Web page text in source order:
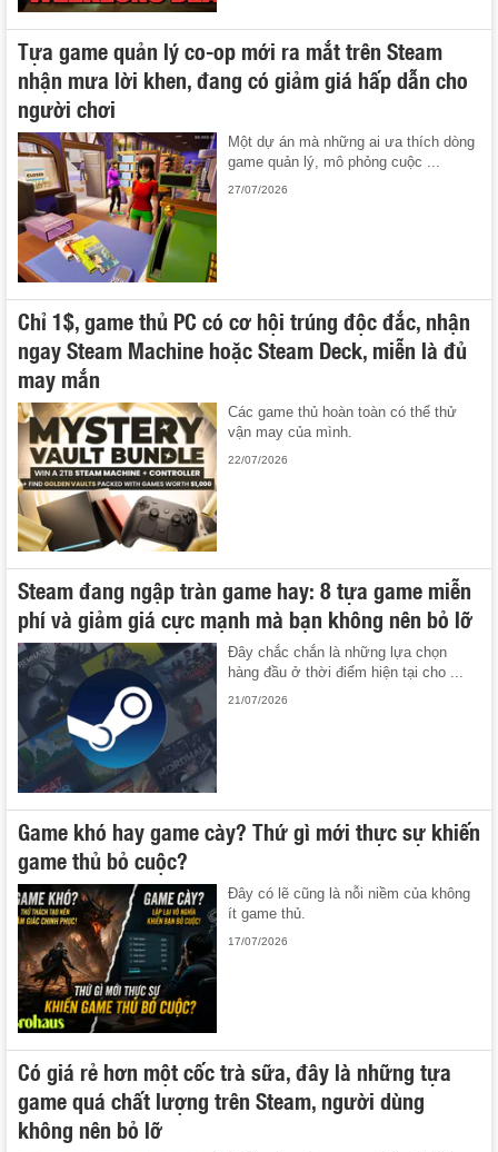
Tựa game quản lý co-op mới ra mắt trên Steam
nhận mưa lời khen, đang có giảm giá hấp dẫn cho
người chơi
Một dự án mà những ai ưa thích dòng
game quản lý, mô phỏng cuộc ...
27/07/2026
Chỉ 1$, game thủ PC có cơ hội trúng độc đắc, nhận
ngay Steam Machine hoặc Steam Deck, miễn là đủ
may mắn
Các game thủ hoàn toàn có thể thử
vận may của mình.
22/07/2026
Steam đang ngập tràn game hay: 8 tựa game miễn
phí và giảm giá cực mạnh mà bạn không nên bỏ lỡ
Đây chắc chắn là những lựa chọn
hàng đầu ở thời điểm hiện tại cho ...
21/07/2026
Game khó hay game cày? Thứ gì mới thực sự khiến
game thủ bỏ cuộc?
Đây có lẽ cũng là nỗi niềm của không
ít game thủ.
17/07/2026
Có giá rẻ hơn một cốc trà sữa, đây là những tựa
game quá chất lượng trên Steam, người dùng
không nên bỏ lỡ